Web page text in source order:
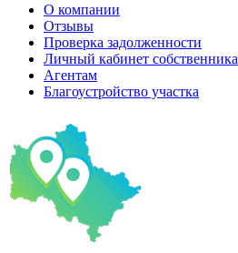
О компании
Отзывы
Проверка задолженности
Личный кабинет собственника
Агентам
Благоустройство участка